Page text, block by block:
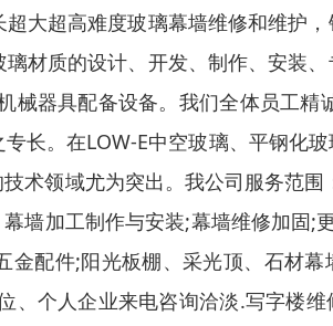
大超高难度玻璃幕墙维修和维护
材质的设计、开发、制作、安装
械器具配备设备。我们全体员工精
长。在LOW-E中空玻璃、平钢化
术领域尤为突出。我公司服务范
墙加工制作与安装;幕墙维修加固;
配件;阳光板棚、采光顶、石材
个人企业来电咨询洽淡.写字楼维